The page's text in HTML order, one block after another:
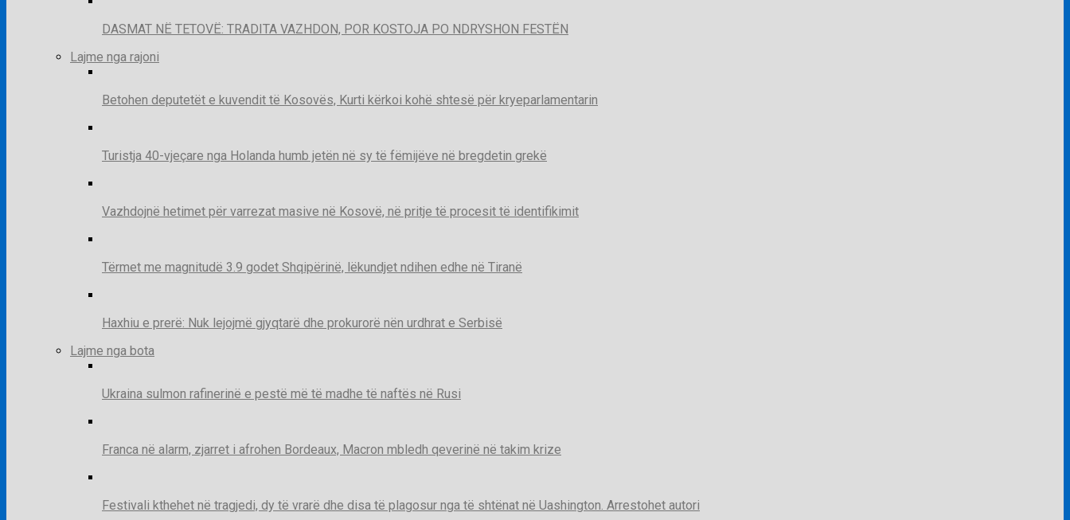
DASMAT NË TETOVË: TRADITA VAZHDON, POR KOSTOJA PO NDRYSHON FESTËN
Lajme nga rajoni
Betohen deputetët e kuvendit të Kosovës, Kurti kërkoi kohë shtesë për kryeparlamentarin
Turistja 40-vjeçare nga Holanda humb jetën në sy të fëmijëve në bregdetin grekë
Vazhdojnë hetimet për varrezat masive në Kosovë, në pritje të procesit të identifikimit
Tërmet me magnitudë 3.9 godet Shqipërinë, lëkundjet ndihen edhe në Tiranë
Haxhiu e prerë: Nuk lejojmë gjyqtarë dhe prokurorë nën urdhrat e Serbisë
Lajme nga bota
Ukraina sulmon rafinerinë e pestë më të madhe të naftës në Rusi
Franca në alarm, zjarret i afrohen Bordeaux, Macron mbledh qeverinë në takim krize
Festivali kthehet në tragjedi, dy të vrarë dhe disa të plagosur nga të shtënat në Uashington. Arrestohet autori